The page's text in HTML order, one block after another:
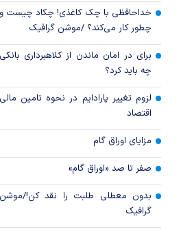
خداحافظی با چک کاغذی! چکاد چیست و
چطور کار می‌کند؟ /موشن گرافیک
برای در امان ماندن از کلاهبرداری بانکی
چه باید کرد؟
لزوم تغییر پارادایم در نحوه تامین مالی
اقتصاد
مزایای اوراق گام
صفر تا صد «اوراق گام»
بدون معطلی طلبت را نقد کن!/موشن
گرافیک